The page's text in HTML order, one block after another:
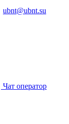
ubnt@ubnt.su
Чат оператор